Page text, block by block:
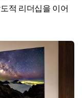
적 리더십을 이어